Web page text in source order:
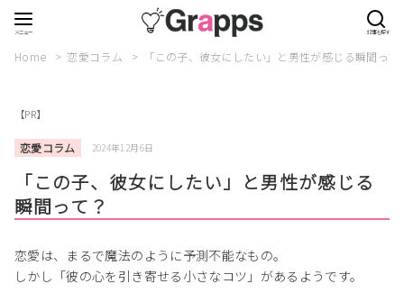
Home 恋愛コラム 「この子、彼女にしたい」と男性が感じる瞬間って
【PR】
恋愛コラム 2024年12月6日
「この子、彼女にしたい」と男性が感じる
瞬間って？
恋愛は、まるで魔法のように予測不能なもの。
しかし「彼の心を引き寄せる小さなコツ」があるようです。